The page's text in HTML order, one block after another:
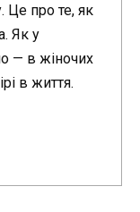
Це про те, як
Як у
— в жіночих
в життя.